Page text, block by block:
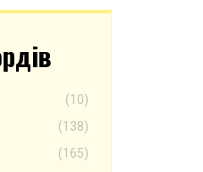
(10)
(138)
(165)